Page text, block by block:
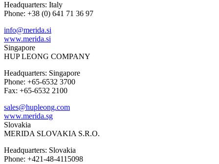
Headquarters: Italy
Phone: +38 (0) 641 71 36 97
info@merida.si
www.merida.si
Singapore
HUP LEONG COMPANY
Headquarters: Singapore
Phone: +65-6532 3700
Fax: +65-6532 2100
sales@hupleong.com
www.merida.sg
Slovakia
MERIDA SLOVAKIA S.R.O.
Headquarters: Slovakia
Phone: +421-48-4115098